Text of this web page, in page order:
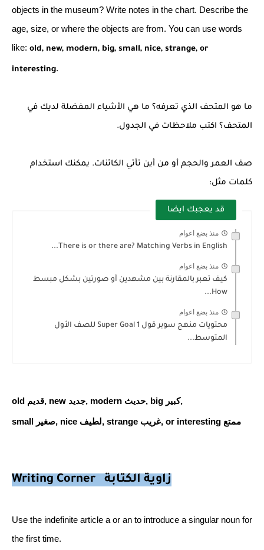
objects in the museum? Write notes in the chart. Describe the
age, size, or where the objects are from. You can use words
like: old, new, modern, big, small, nice, strange, or
interesting.
ما هو المتحف الذي تعرفه؟ ما هي الأشياء المفضلة لديك في
المتحف؟ اكتب ملاحظات في الجدول.
صف العمر والحجم أو من أين تأتي الكائنات. يمكنك استخدام
كلمات مثل:
قد يعجبك ايضا
منذ بضع اعوام
There is or there are? Matching Verbs in English...
منذ بضع اعوام
كيف تعبر بالمقارنة بين مشهدين أو صورتين بشكل مبسط
How...
منذ بضع اعوام
محتويات منهج سوبر قول Super Goal 1 للصف الأول
المتوسط...
old قديم, new جديد, modern حديث, big كبير,
small صغير, nice لطيف, strange غريب, or interesting ممتع
Writing Corner زاوية الكتابة
Use the indefinite article a or an to introduce a singular noun for
the first time.